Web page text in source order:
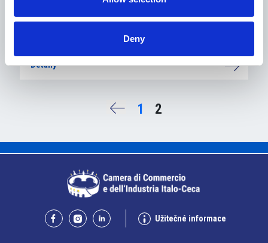
Deny
Detaily
1 2
Užitečné informace